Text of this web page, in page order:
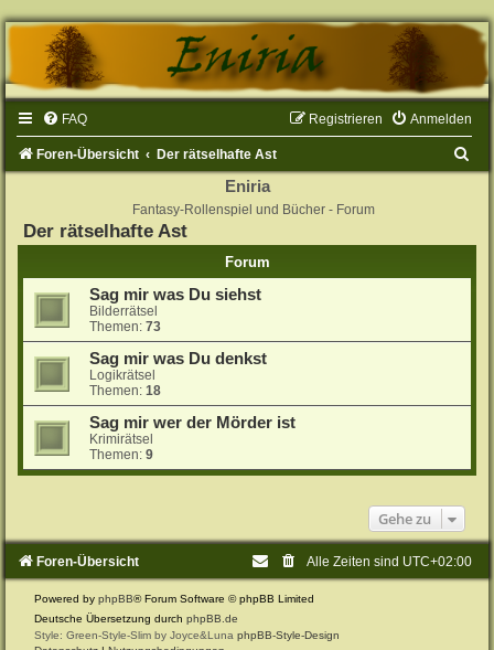
FAQ Anmelden
Registrieren
Foren-Übersicht Der rätselhafte Ast
Eniria
Fantasy-Rollenspiel und Bücher - Forum
Der rätselhafte Ast
Forum
Sag mir was Du siehst
Bilderrätsel
Themen: 73
Sag mir was Du denkst
Logikrätsel
Themen: 18
Sag mir wer der Mörder ist
Krimirätsel
Themen: 9
Gehe zu
Foren-Übersicht Alle Zeiten sind UTC+02:00
Powered by phpBB® Forum Software © phpBB Limited
Deutsche Übersetzung durch phpBB.de
Style: Green-Style-Slim by Joyce&Luna phpBB-Style-Design